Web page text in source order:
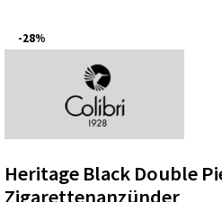
-28%
Heritage Black Double
Zigarettenanzünder